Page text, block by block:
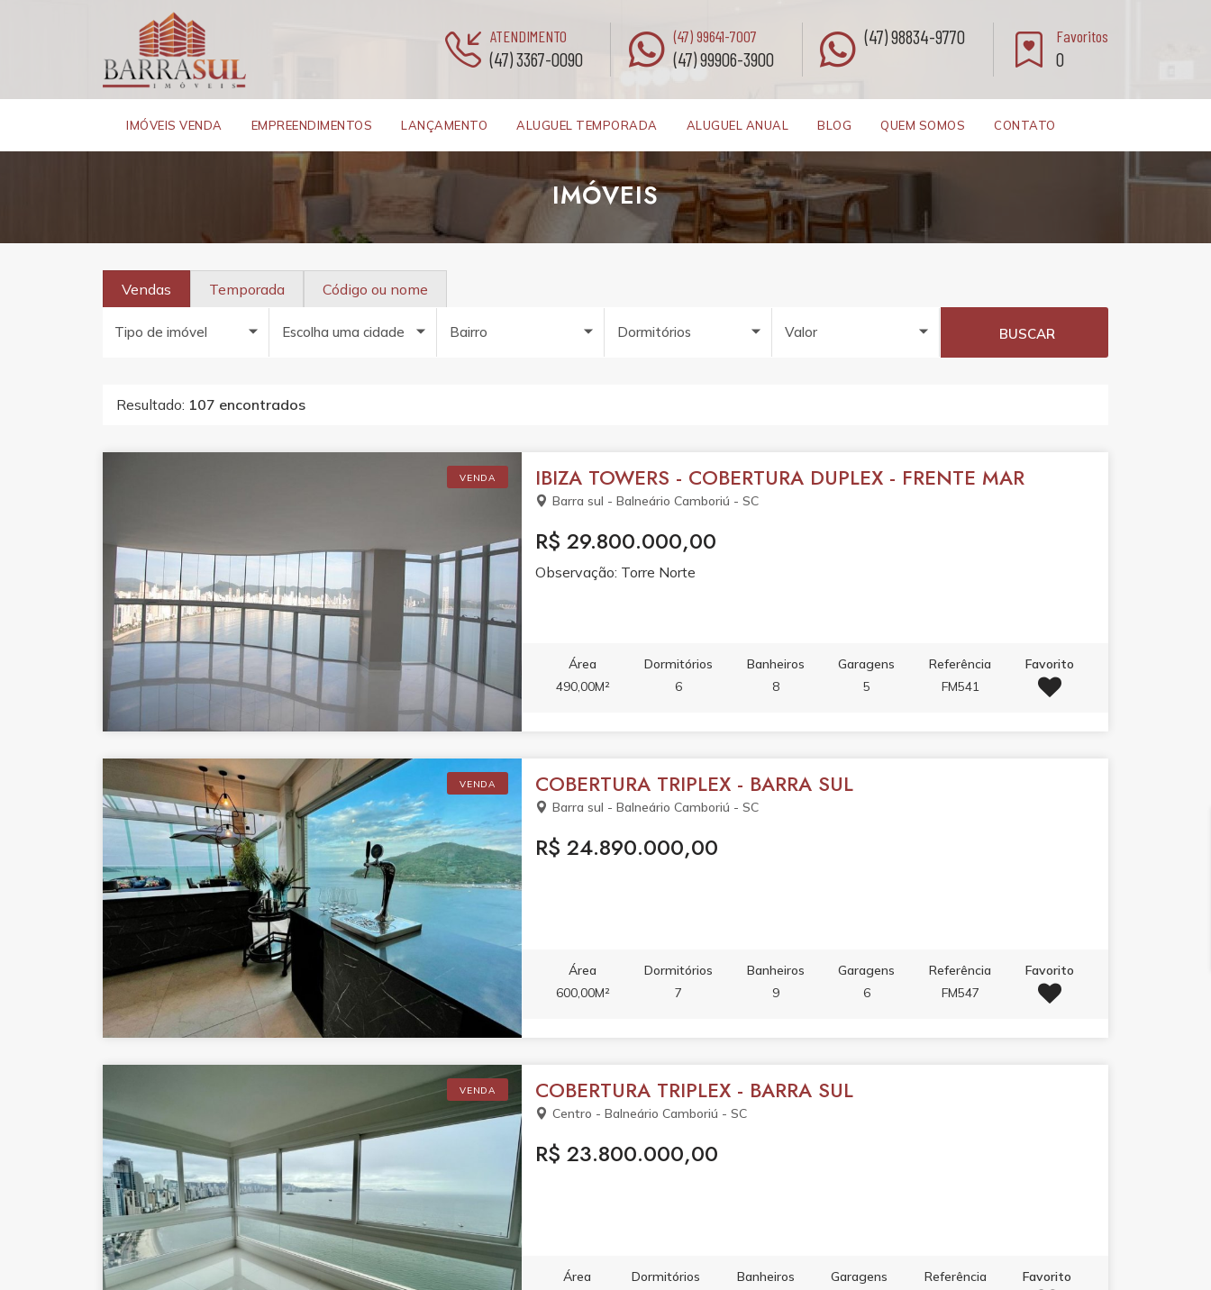
ATENDIMENTO
(47) 3367-0090
(47) 99641-7007
(47) 99906-3900
(47) 98834-9770 Favoritos
0
IMÓVEIS VENDA EMPREENDIMENTOS LANÇAMENTO ALUGUEL TEMPORADA ALUGUEL ANUAL BLOG QUEM SOMOS CONTATO
IMÓVEIS
Vendas Temporada Código ou nome
Tipo de imóvel Escolha uma cidade Bairro Dormitórios Valor BUSCAR
Resultado: 107 encontrados
VENDA IBIZA TOWERS - COBERTURA DUPLEX - FRENTE MAR
Barra sul - Balneário Camboriú - SC
R$ 29.800.000,00
Observação: Torre Norte
Área
490,00M²
Dormitórios
6
Banheiros
8
Garagens
5
Referência
FM541
Favorito
VENDA COBERTURA TRIPLEX - BARRA SUL
Barra sul - Balneário Camboriú - SC
R$ 24.890.000,00
Área
600,00M²
Dormitórios
7
Banheiros
9
Garagens
6
Referência
FM547
Favorito
VENDA COBERTURA TRIPLEX - BARRA SUL
Centro - Balneário Camboriú - SC
R$ 23.800.000,00
Área
Dormitórios
Banheiros
Garagens
Referência
Favorito